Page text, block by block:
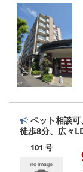
ペット相談
徒歩8分、広々
101 号